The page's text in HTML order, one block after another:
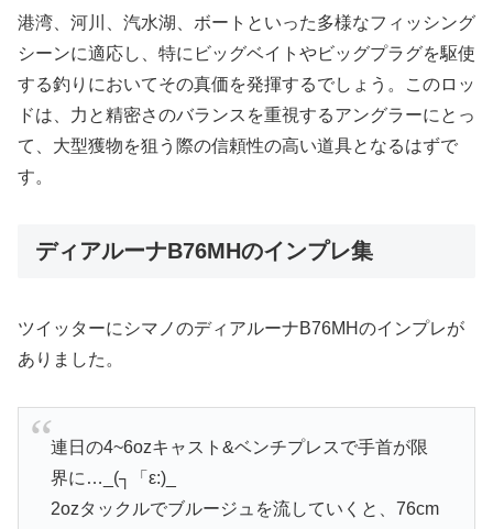
港湾、河川、汽水湖、ボートといった多様なフィッシング
シーンに適応し、特にビッグベイトやビッグプラグを駆使
する釣りにおいてその真価を発揮するでしょう。このロッ
ドは、力と精密さのバランスを重視するアングラーにとっ
て、大型獲物を狙う際の信頼性の高い道具となるはずで
す。
ディアルーナB76MHのインプレ集
ツイッターにシマノのディアルーナB76MHのインプレが
ありました。
連日の4~6ozキャスト&ベンチプレスで手首が限
界に…_(┐「ε:)_
2ozタックルでブルージュを流していくと、76cm